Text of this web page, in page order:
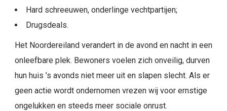
Hard schreeuwen, onderlinge vechtpartijen;
Drugsdeals.
Het Noordereiland verandert in de avond en nacht in een
onleefbare plek. Bewoners voelen zich onveilig, durven
hun huis ’s avonds niet meer uit en slapen slecht. Als er
geen actie wordt ondernomen vrezen wij voor ernstige
ongelukken en steeds meer sociale onrust.